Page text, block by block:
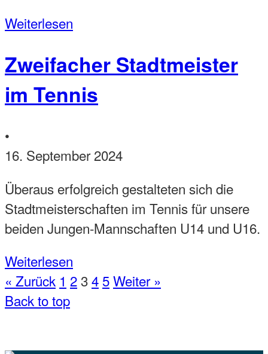
Weiterlesen
Zweifacher Stadtmeister
im Tennis
•
16. September 2024
Überaus erfolgreich gestalteten sich die
Stadtmeisterschaften im Tennis für unsere
beiden Jungen-Mannschaften U14 und U16.
Weiterlesen
« Zurück 1 234 5Weiter »
Back to top